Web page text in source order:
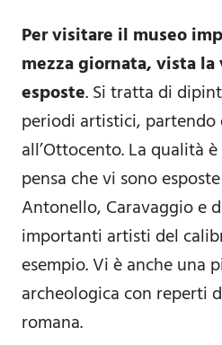
Per visitare il museo
mezza giornata, vista
esposte. Si tratta di
periodi artistici,
all’Ottocento. La qualità
pensa che vi sono
Antonello, Caravaggio e
importanti artisti del
esempio. Vi è anche una
archeologica con reperti
romana.